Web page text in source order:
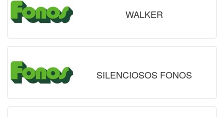
WALKER
SILENCIOSOS FONOS